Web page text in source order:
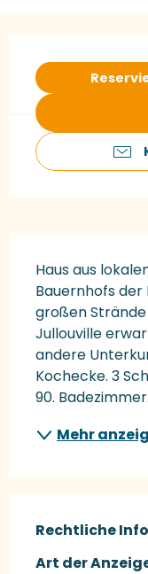
Haus aus
Bauernhofs der
großen
Jullouville
andere
Kochecke. 3
90.
Mehr
Rechtliche
Rechtliche
Art der